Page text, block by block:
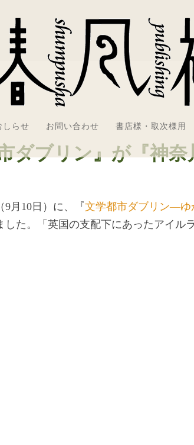
しらせ お問い合わせ 書店様・取次様用
ダブリン』が『神
9月10日）に、『文学都市ダブリン―ゆ
した。「英国の支配下にあったアイル